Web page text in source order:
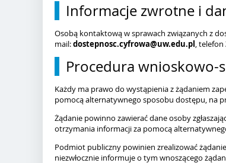
Informacje zwrotne i
Osobą kontaktową w sprawach związanych z
mail:dostepnosc.cyfrowa@uw.edu.pl, telefon
Procedura wnioskowo-
Każdy ma prawo do wystąpienia z żądaniem
pomocą alternatywnego sposobu dostępu, na
Żądanie powinno zawierać dane osoby
otrzymania informacji za pomocą
Podmiot publiczny powinien zrealizować
niezwłocznie informuje o tym wnoszącego